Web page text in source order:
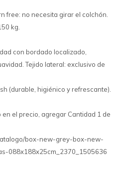
free: no necesita girar el colchón.
kg.
con bordado localizado,
Tejido lateral: exclusivo de
(durable, higiénico y refrescante).
en el precio, agregar Cantidad 1 de
box-new-grey-box-new-
088x188x25cm_2370_1505636